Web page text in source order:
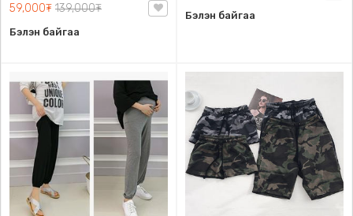
59,000₮ 139,000₮
Бэлэн байгаа
Бэлэн байгаа